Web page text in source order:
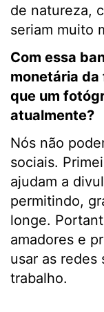
de natureza,
seriam muito
Com essa
monetária
que um
atualmente?
Nós não
sociais.
ajudam a
permitindo,
longe.
amadores e
usar as redes
trabalho.